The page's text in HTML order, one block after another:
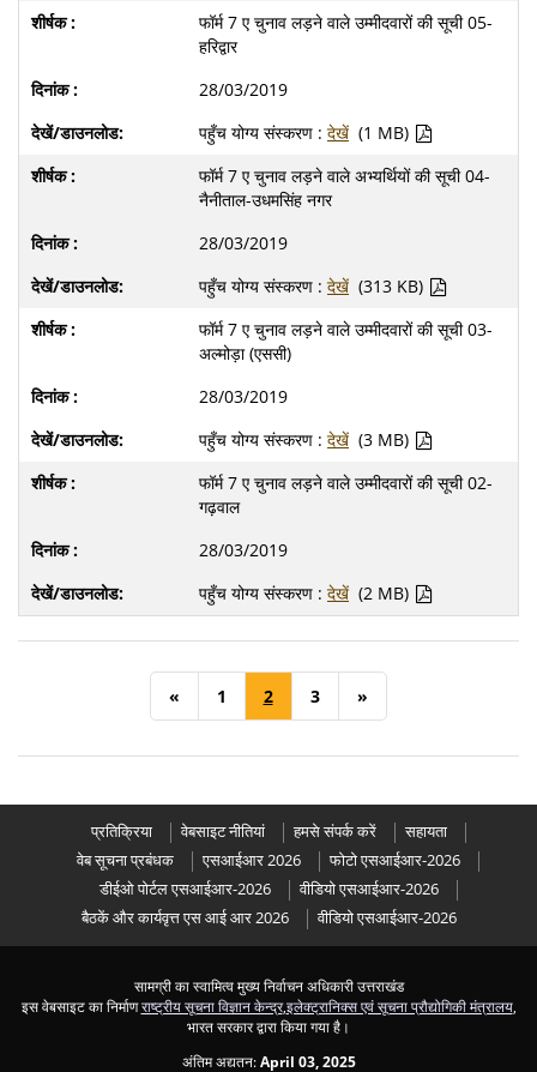
फॉर्म 7 ए चुनाव लड़ने वाले उम्मीदवारों की सूची 05-
हरिद्वार
28/03/2019
पहुँच योग्य संस्करण : देखें (1 MB)
फॉर्म 7 ए चुनाव लड़ने वाले अभ्यर्थियों की सूची 04-
नैनीताल-उधमसिंह नगर
28/03/2019
पहुँच योग्य संस्करण : देखें (313 KB)
फॉर्म 7 ए चुनाव लड़ने वाले उम्मीदवारों की सूची 03-
अल्मोड़ा (एससी)
28/03/2019
पहुँच योग्य संस्करण : देखें (3 MB)
फॉर्म 7 ए चुनाव लड़ने वाले उम्मीदवारों की सूची 02-
गढ़वाल
28/03/2019
पहुँच योग्य संस्करण : देखें (2 MB)
« 1 2 3 »
प्रतिक्रिया वेबसाइट नीतियां हमसे संपर्क करें
सहायता
वेब सूचना प्रबंधक
एसआईआर 2026
फोटो एसआईआर-2026
डीईओ पोर्टल एसआईआर-2026
वीडियो एसआईआर-2026
बैठकें और कार्यवृत्त एस आई आर 2026
वीडियो एसआईआर-2026
सामग्री का स्वामित्व मुख्य निर्वाचन अधिकारी उत्तराखंड
इस वेबसाइट का निर्माणराष्ट्रीय सूचना विज्ञान केन्द्र,इलेक्ट्रानिक्स एवं सूचना प्रौद्योगिकी मंत्रालय,
भारत सरकार द्वारा किया गया है।
अंतिम अद्यतन:April 03, 2025